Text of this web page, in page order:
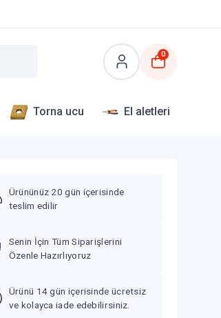
0
Torna ucu El aletleri
Ürününüz 20 gün içerisinde
teslim edilir
Senin İçin Tüm Siparişlerini
Özenle Hazırlıyoruz
Ürünü 14 gün içerisinde ücretsiz
ve kolayca iade edebilirsiniz.